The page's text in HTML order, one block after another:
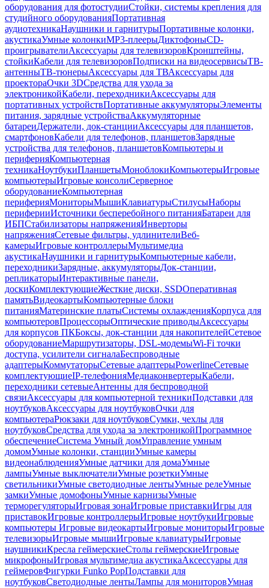
оборудования для фотостудииСтойки, системы крепления для
студийного оборудованияПортативная
аудиотехникаНаушники и гарнитурыПортативные колонки,
акустикаУмные колонкиMP3-плеерыДиктофоныCD-
проигрывателиАксессуары для телевизоровКронштейны,
стойкиКабели для телевизоровПодписки на видеосервисыТВ-
антенныТВ-тюнерыАксессуары для ТВАксессуары для
проектораОчки 3DСредства для ухода за
электроникойКабели, переходникиАксессуары для
портативных устройствПортативные аккумуляторыЭлементы
питания, зарядные устройстваАккумуляторные
батареиДержатели, док-станцииАксессуары для планшетов,
смартфоновКабели для телефонов, планшетовЗарядные
устройства для телефонов, планшетовКомпьютеры и
периферияКомпьютерная
техникаНоутбукиПланшетыМоноблокиКомпьютерыИгровые
компьютерыИгровые консолиСерверное
оборудованиеКомпьютерная
периферияМониторыМышиКлавиатурыСтилусыНаборы
периферииИсточники бесперебойного питанияБатареи для
ИБПСтабилизаторы напряженияИнверторы
напряженияСетевые фильтры, удлинителиВеб-
камерыИгровые контроллерыМультимедиа
акустикаНаушники и гарнитурыКомпьютерные кабели,
переходникиЗарядные, аккумуляторыДок-станции,
репликаторыИнтерактивные панели,
доскиКомплектующиеЖесткие диски, SSDОперативная
памятьВидеокартыКомпьютерные блоки
питанияМатеринские платыСистемы охлажденияКорпуса для
компьютеровПроцессорыОптические приводыАксессуары
для корпусов ПКБоксы, док-станции для накопителейСетевое
оборудованиеМаршрутизаторы, DSL-модемыWi-Fi точки
доступа, усилители сигналаБеспроводные
адаптерыКоммутаторыСетевые адаптерыPowerlineСетевые
комплектующиеIP-телефонияМедиаконвертерыКабели,
переходники сетевыеАнтенны для беспроводной
связиАксессуары для компьютерной техникиПодставки для
ноутбуковАксессуары для ноутбуковОчки для
компьютераРюкзаки для ноутбуковСумки, чехлы для
ноутбуковСредства для ухода за электроникойПрограммное
обеспечениеСистема Умный домУправление умным
домомУмные колонки, станцииУмные камеры
видеонаблюденияУмные датчики для домаУмные
лампыУмные выключателиУмные розеткиУмные
светильникиУмные светодиодные лентыУмные релеУмные
замкиУмные домофоныУмные карнизыУмные
терморегуляторыИгровая зонаИгровые приставкиИгры для
приставокИгровые контроллерыИгровые ноутбукиИгровые
компьютеры Игровые видеокартыИгровые мониторыИгровые
телевизорыИгровые мышиИгровые клавиатурыИгровые
наушникиКресла геймерскиеСтолы геймерскиеИгровые
микрофоныИгровая мультимедиа акустикаАксессуары для
геймеровФигурки Funko PopПодставки для
ноутбуковСветодиодные лентыЛампы для мониторовУмная